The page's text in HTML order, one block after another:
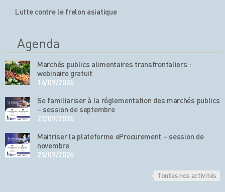
Lutte contre le frelon asiatique
Agenda
Marchés publics alimentaires transfrontaliers :
webinaire gratuit
14/09/2026
Se familiariser à la réglementation des marchés publics
– session de septembre
22/09/2026
Maitriser la plateforme eProcurement – session de
novembre
25/09/2026
Toutes nos activités